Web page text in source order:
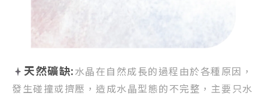
天然礦缺:水晶在自然成長的過程由於各種原因，
發生碰撞或擠壓， 造成水晶型態的不完整， 主要只水